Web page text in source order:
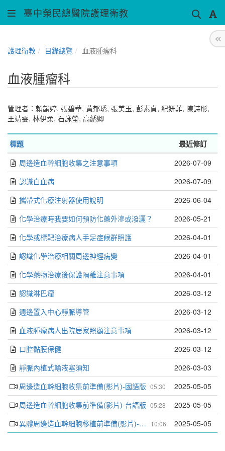
臺中榮民總醫院護理衛教
護理衛教 目錄總覽 血液腫瘤科
血液腫瘤科
管理者： 賴韻婷, 張碧華, 黃郁琇, 張美玉, 彭素貞, 紀妍菲, 陳詩彤,
王靖雯, 林伊柔, 石詠瑩, 高綉卿
標題
最近修訂
周邊造血幹細胞收集之注意事項
2026-07-09
認識白血病
2026-07-09
攜帶式化療注射器使用說明
2026-06-04
化學治療時我要如何預防化藥外滲或潑灑？
2026-05-21
化學或標靶治療病人手足症候群照護
2026-04-01
認識化學治療相關周邊神經病變
2026-04-01
化學藥物治療後保護隔離注意事項
2026-04-01
認識淋巴瘤
2026-03-12
週邊置入中心靜脈導管
2026-03-12
血液腫瘤病人出院居家照顧注意事項
2026-03-12
口腔黏膜保健
2026-03-12
靜脈內植式輸液塞須知
2026-03-03
05:30
周邊造血幹細胞收集前準備(影片)-國語版 2025-05-05
05:28
周邊造血幹細胞收集前準備(影片)-台語版 2025-05-05
10:06
異體周邊造血幹細胞移植前準備(影片)-國語版 2025-05-05